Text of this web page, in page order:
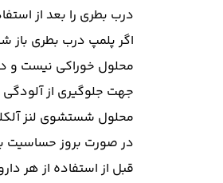
درب بطری را بعد از
اگر پلمپ درب بطری باز
محلول خوراکی نیست و
جهت جلوگیری از
محلول شستشوی لنز
در صورت بروز حساسیت
قبل از استفاده از هر